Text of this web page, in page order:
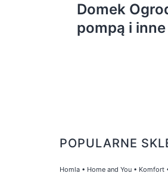
Domek
pompą i inne
POPULARNE
Homla • Home and You • Komfort